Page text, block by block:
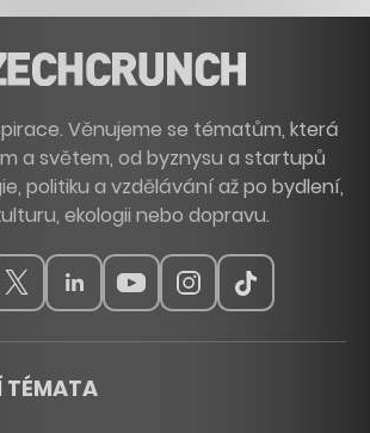
Věnujeme se tématům, která
a světem, od byznysu a startupů
politiku a vzdělávání až po bydlení,
ekologii nebo dopravu.
TÉMATA